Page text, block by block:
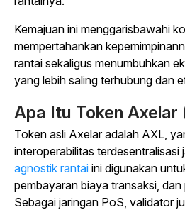
Kemajuan ini menggarisbawahi
mempertahankan
rantai sekaligus menumbuhkan
yang lebih saling terhubung dan
Apa Itu Token Axelar
Token asli Axelar adalah AXL,
interoperabilitas terdesentralisasi
agnostik rantai ini digunakan
pembayaran biaya transaksi,
Sebagai jaringan PoS, validator